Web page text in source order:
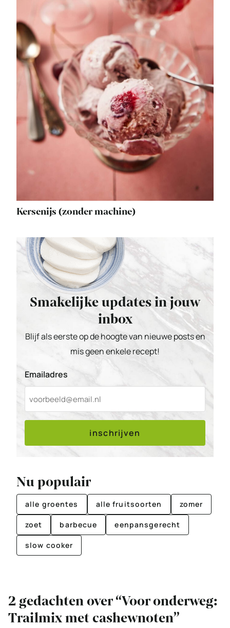
Kersenijs (zonder machine)
Smakelijke updates in jouw
inbox
Blijf als eerste op de hoogte van nieuwe posts en
mis geen enkele recept!
Emailadres
inschrijven
Nu populair
alle groentes alle fruitsoorten zomer
zoet barbecue eenpansgerecht
slow cooker
2 gedachten over “Voor onderweg:
Trailmix met cashewnoten”